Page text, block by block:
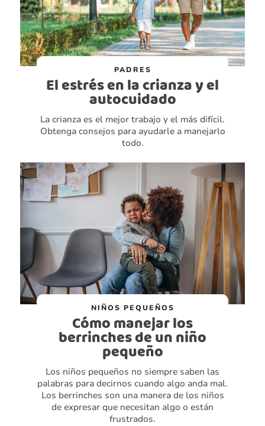
PADRES
El estrés en la crianza y el
autocuidado
La crianza es el mejor trabajo y el más difícil.
Obtenga consejos para ayudarle a manejarlo
todo.
NIÑOS PEQUEÑOS
Cómo manejar los
berrinches de un niño
pequeño
Los niños pequeños no siempre saben las
palabras para decirnos cuando algo anda mal.
Los berrinches son una manera de los niños
de expresar que necesitan algo o están
frustrados.